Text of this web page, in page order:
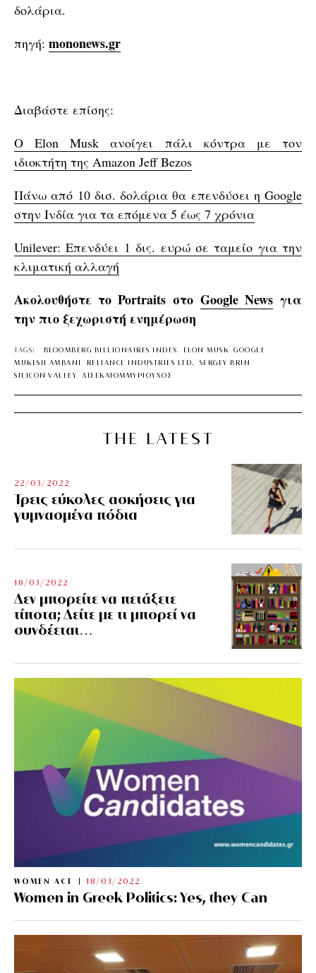
δολάρια.
πηγή: mononews.gr
Διαβάστε επίσης:
O Elon Musk ανοίγει πάλι κόντρα με τον
ιδιοκτήτη της Amazon Jeff Bezos
Πάνω από 10 δισ. δολάρια θα επενδύσει η Gοogle
στην Ινδία για τα επόμενα 5 έως 7 χρόνια
Unilever: Επενδύει 1 δις. ευρώ σε ταμείο για την
κλιματική αλλαγή
Ακολουθήστε το Portraits στο Google Newsγια
την πιο ξεχωριστή ενημέρωση
TAGS: BLOOMBERG BILLIONAIRES INDEX ELON MUSK
GOOGLE
MUKESH AMBANI
RELIANCE INDUSTRIES LTD.
SERGEY BRIN
SILICON VALLEY
ΔΙΣΕΚΑΤΟΜΜΥΡΙΟΥΧΟΣ
THE LATEST
22/03/2022
Τρεις εύκολες ασκήσεις για
γυμνασμένα πόδια
18/03/2022
Δεν μπορείτε να πετάξετε
τίποτα; Δείτε με τι μπορεί να
συνδέεται…
WOMEN ACT 18/03/2022
Women in Greek Politics: Yes, they Can